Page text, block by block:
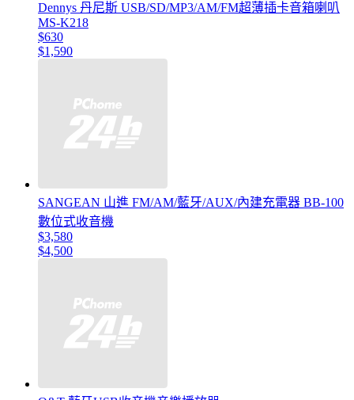
Dennys 丹尼斯 USB/SD/MP3/AM/FM超薄插卡音箱喇叭
MS-K218
$630
$1,590
SANGEAN 山進 FM/AM/藍牙/AUX/內建充電器 BB-100
數位式收音機
$3,580
$4,500